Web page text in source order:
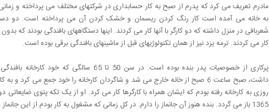
مادرم تعریف می کرد که پدرم از صبح به کار حسابداری در شرکتهای مختلف می پرداخته و
به خانه می آمده است کار رنگ کردن ریسمان و خشک کردن آن می پرداخته است. دو
شَعربافی در منزل داشته که دو کارگر با آنها کار می کردند. اینها دستگاههای بافندگی بودند که
کار می کردند. ترمه یزد نیز از همان تکنولوژیهای قبل از ماشینهای بافندگی برقی بوده است.
پرکاری از خصوصیات پدر بنده بوده است. در سن 50 تا 65 سالگی که خود کارخانه
داشت، صبح ساعت 6 صبح از خانه خارج می شد و شاگردان کارخانه را خود جمع می
روزی به کارخانه رفته بودم که ایشان همراه با کارگرها کار می کرد. او از یک تکه پتوی
1365 باز می گردد. بنده هنوز آن جانماز را دارم. در کل زمانی که مشغول به کار بودم از این جانماز در محل کار استفاده می کردم.